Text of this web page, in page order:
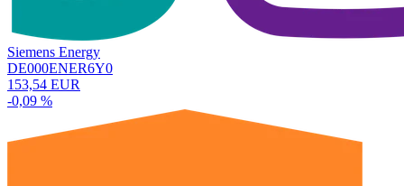
Siemens Energy
DE000ENER6Y0
153,54 EUR
-0,09 %